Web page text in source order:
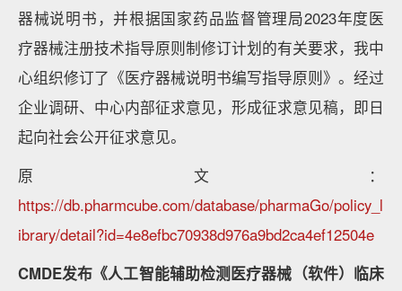
器械说明书，并根据国家药品监督管理局2023年度医
疗器械注册技术指导原则制修订计划的有关要求，我中
心组织修订了《医疗器械说明书编写指导原则》。经过
企业调研、中心内部征求意见，形成征求意见稿，即日
起向社会公开征求意见。
原文：
https://db.pharmcube.com/database/pharmaGo/policy_l
ibrary/detail?id=4e8efbc70938d976a9bd2ca4ef12504e
CMDE发布《人工智能辅助检测医疗器械（软件）临床